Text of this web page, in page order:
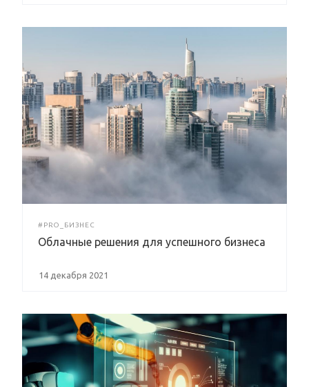
#PRO_БИЗНЕС
Облачные решения для успешного бизнеса
14 декабря 2021